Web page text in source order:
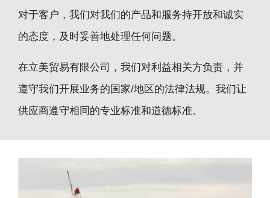
对于客户，我们对我们的产品和服务持开放和诚实
的态度，及时妥善地处理任何问题。
在立美贸易有限公司，我们对利益相关方负责，并
遵守我们开展业务的国家/地区的法律法规。我们让
供应商遵守相同的专业标准和道德标准。